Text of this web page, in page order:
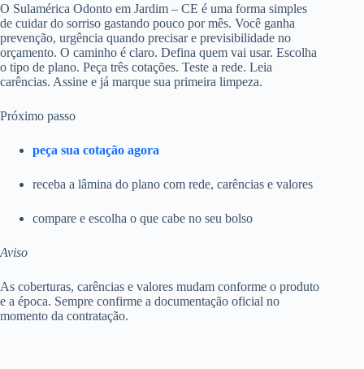
O Sulamérica Odonto em Jardim – CE é uma forma simples
de cuidar do sorriso gastando pouco por mês. Você ganha
prevenção, urgência quando precisar e previsibilidade no
orçamento. O caminho é claro. Defina quem vai usar. Escolha
o tipo de plano. Peça três cotações. Teste a rede. Leia
carências. Assine e já marque sua primeira limpeza.
Próximo passo
peça sua cotação agora
receba a lâmina do plano com rede, carências e valores
compare e escolha o que cabe no seu bolso
Aviso
As coberturas, carências e valores mudam conforme o produto
e a época. Sempre confirme a documentação oficial no
momento da contratação.